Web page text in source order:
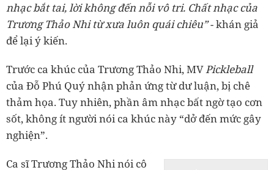
nhạc bắt tai, lời không đến nỗi vô tri. Chất nhạc của
Trương Thảo Nhi từ xưa luôn quái chiêu”- khán giả
để lại ý kiến.
Trước ca khúc của Trương Thảo Nhi, MVPickleball
của Đỗ Phú Quý nhận phản ứng từ dư luận, bị chê
thảm họa. Tuy nhiên, phần âm nhạc bất ngờ tạo cơn
sốt, không ít người nói ca khúc này “dở đến mức gây
nghiện”.
Ca sĩ Trương Thảo Nhi nói cô